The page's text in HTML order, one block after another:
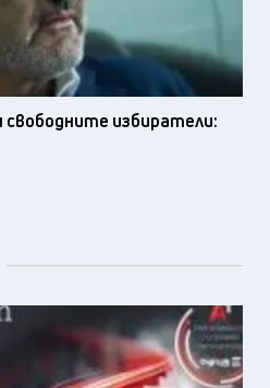
свободните избиратели: